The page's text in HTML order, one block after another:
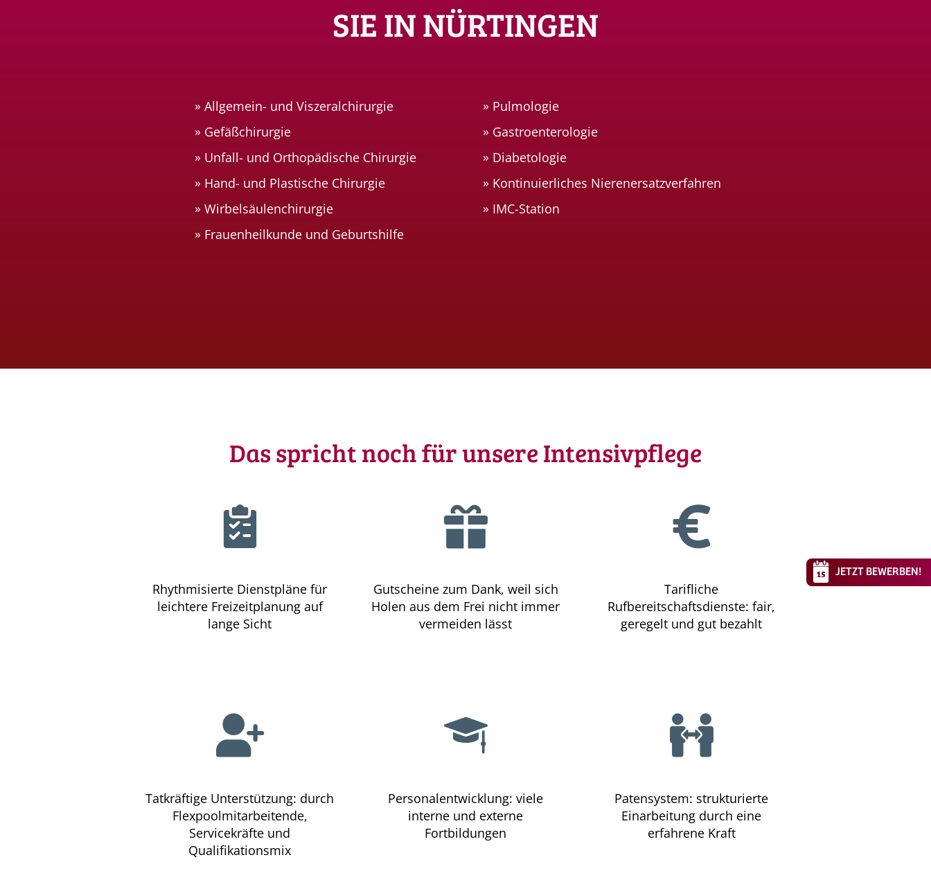
SIE IN NÜRTINGEN
Allgemein- und Viszeralchirurgie
Gefäßchirurgie
Unfall- und Orthopädische Chirurgie
Hand- und Plastische Chirurgie
Wirbelsäulenchirurgie
Frauenheilkunde und Geburtshilfe
Pulmologie
Gastroenterologie
Diabetologie
Kontinuierliches Nierenersatzverfahren
IMC-Station
Das spricht noch für unsere Intensivpflege
Rhythmisierte Dienstpläne für
leichtere Freizeitplanung auf
lange Sicht
Gutscheine zum Dank, weil sich
Holen aus dem Frei nicht immer
vermeiden lässt
Tarifliche
Rufbereitschaftsdienste: fair,
geregelt und gut bezahlt
Tatkräftige Unterstützung: durch
Flexpoolmitarbeitende,
Servicekräfte und
Qualifikationsmix
Personalentwicklung: viele
interne und externe
Fortbildungen
Patensystem: strukturierte
Einarbeitung durch eine
erfahrene Kraft
JETZT BEWERBEN!